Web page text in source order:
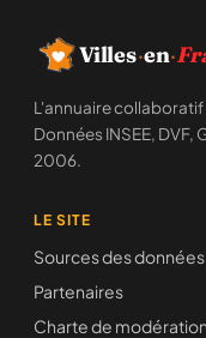
Villes·en·
L'annuaire collaboratif
Données INSEE, DVF,
2006.
LE SITE
Sources des données
Partenaires
Charte de modération